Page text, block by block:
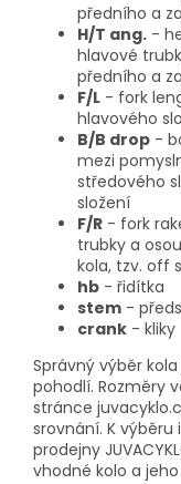
předního a
H/T ang. -
hlavové
předního a
F/L - fork
hlavového
B/B drop -
mezi
středového
složení
F/R - fork
trubky a
kola, tzv. off
hb - řidítka
stem -
crank - kliky
Správný výběr
pohodlí. Rozměry
stránce
srovnání. K
prodejny
vhodné kolo a